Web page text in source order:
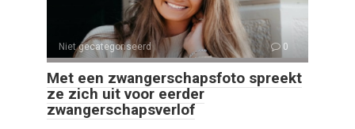
Niet gecategoriseerd 0
Met een zwangerschapsfoto spreekt
ze zich uit voor eerder
zwangerschapsverlof